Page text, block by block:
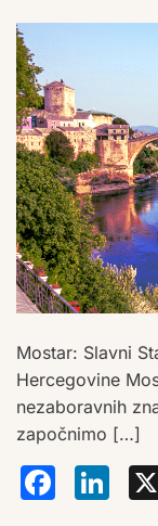
Mostar: Slavni
Hercegovine
nezaboravnih
započnimo […]